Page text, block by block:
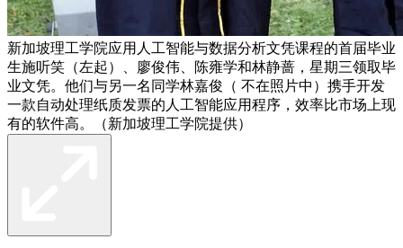
新加坡理工学院应用人工智能与数据分析文凭课程的首届毕业
生施听笑（左起）、廖俊伟、陈雍学和林静蔷，星期三领取毕
业文凭。他们与另一名同学林嘉俊（ 不在照片中）携手开发
一款自动处理纸质发票的人工智能应用程序，效率比市场上现
有的软件高。（新加坡理工学院提供）